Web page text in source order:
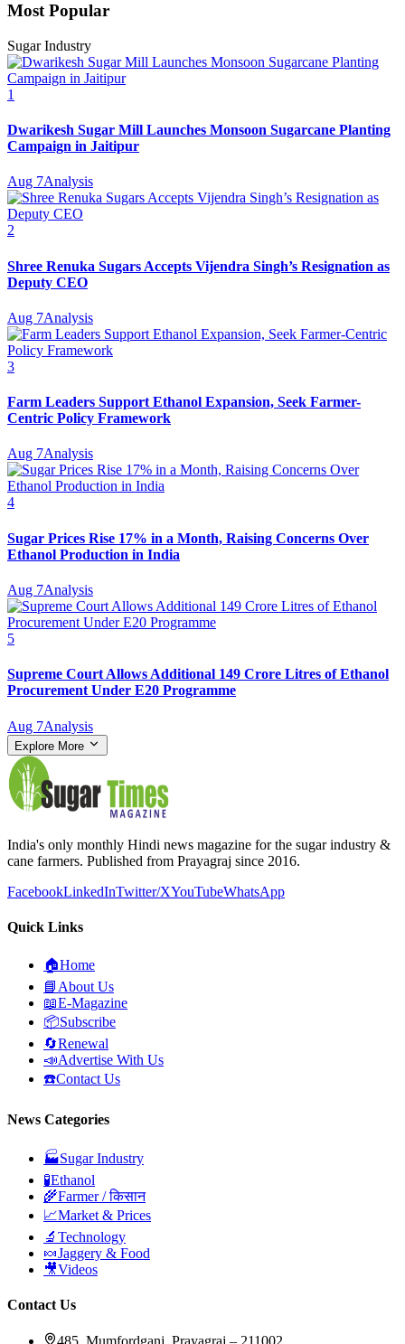
Most Popular
Sugar Industry
1
Dwarikesh Sugar Mill Launches Monsoon Sugarcane Planting
Campaign in Jaitipur
Aug 7Analysis
2
Shree Renuka Sugars Accepts Vijendra Singh’s Resignation as
Deputy CEO
Aug 7Analysis
3
Farm Leaders Support Ethanol Expansion, Seek Farmer-
Centric Policy Framework
Aug 7Analysis
4
Sugar Prices Rise 17% in a Month, Raising Concerns Over
Ethanol Production in India
Aug 7Analysis
5
Supreme Court Allows Additional 149 Crore Litres of Ethanol
Procurement Under E20 Programme
Aug 7Analysis
Explore More
India's only monthly Hindi news magazine for the sugar industry &
cane farmers. Published from Prayagraj since 2016.
FacebookLinkedInTwitter/XYouTubeWhatsApp
Quick Links
🏠Home
📘 About Us
📖E-Magazine
📦Subscribe
🔄Renewal
📣Advertise With Us
☎️Contact Us
News Categories
🏭Sugar Industry
🧪Ethanol
🌾Farmer / किसान
📈Market & Prices
🔬 Technology
🍬Jaggery & Food
🎥Videos
Contact Us